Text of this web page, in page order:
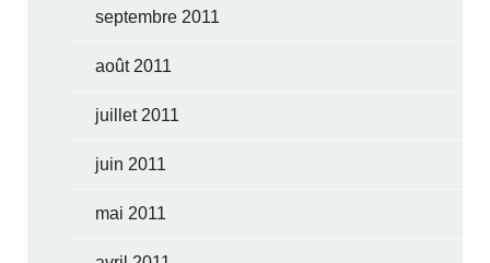
septembre 2011
août 2011
juillet 2011
juin 2011
mai 2011